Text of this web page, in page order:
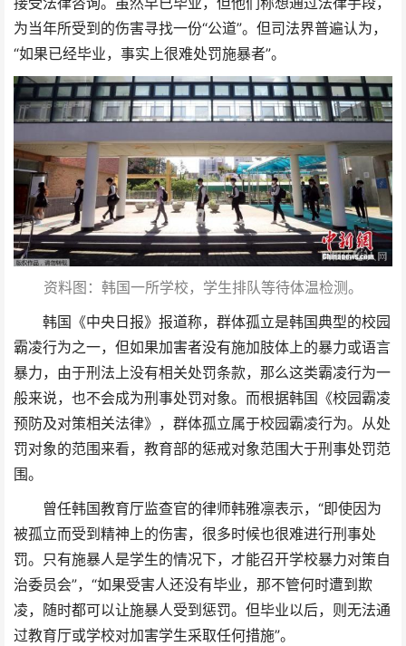
为当年所受到的伤害寻找一份“公道”。但司法界普遍认为，
“如果已经毕业，事实上很难处罚施暴者”。
资料图：韩国一所学校，学生排队等待体温检测。
韩国《中央日报》报道称，群体孤立是韩国典型的校园
霸凌行为之一，但如果加害者没有施加肢体上的暴力或语言
暴力，由于刑法上没有相关处罚条款，那么这类霸凌行为一
般来说，也不会成为刑事处罚对象。而根据韩国《校园霸凌
预防及对策相关法律》，群体孤立属于校园霸凌行为。从处
罚对象的范围来看，教育部的惩戒对象范围大于刑事处罚范
围。
曾任韩国教育厅监查官的律师韩雅凛表示，“即使因为
被孤立而受到精神上的伤害，很多时候也很难进行刑事处
罚。只有施暴人是学生的情况下，才能召开学校暴力对策自
治委员会”，“如果受害人还没有毕业，那不管何时遭到欺
凌，随时都可以让施暴人受到惩罚。但毕业以后，则无法通
过教育厅或学校对加害学生采取任何措施”。